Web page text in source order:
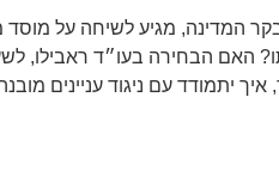
המדינה, מגיע לשיחה על
האם הבחירה בעו״ד ראבילו,
יתמודד עם ניגוד עניינים